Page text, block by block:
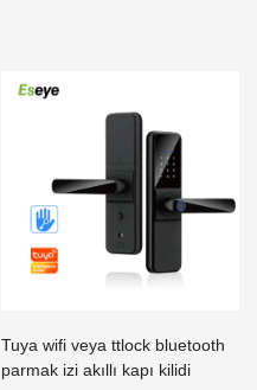
Tuya wifi veya ttlock bluetooth
parmak izi akıllı kapı kilidi